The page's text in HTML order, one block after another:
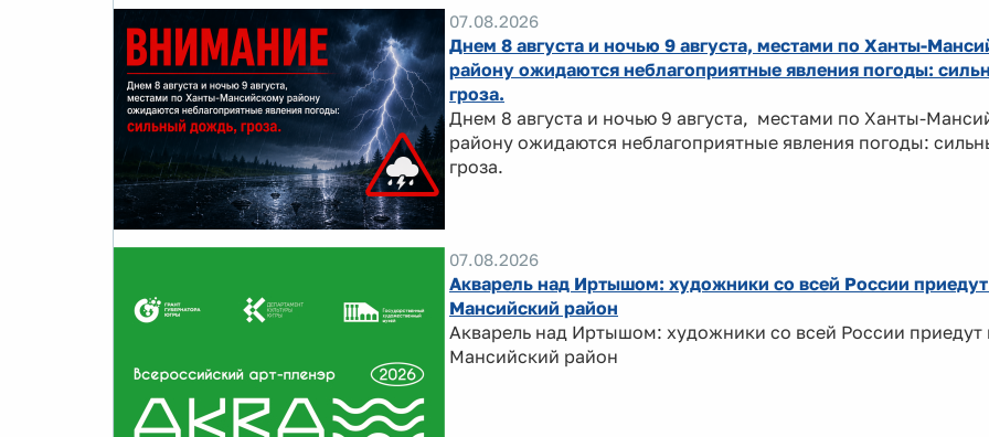
07.08.2026
Днем 8 августа и ночью 9 августа, местами по Ханты-
району ожидаются неблагоприятные явления погоды:
гроза.
Днем 8 августа и ночью 9 августа, местами по Ханты-
району ожидаются неблагоприятные явления погоды:
гроза.
07.08.2026
Акварель над Иртышом: художники со всей России
Мансийский район
Акварель над Иртышом: художники со всей России приедут
Мансийский район